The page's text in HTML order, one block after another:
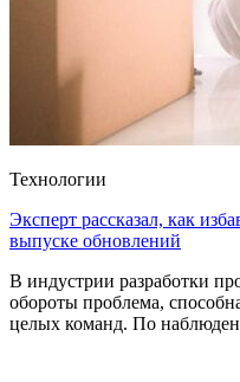
Технологии
Эксперт рассказал, как
выпуске обновлений
В индустрии разработки
обороты проблема,
целых команд. По